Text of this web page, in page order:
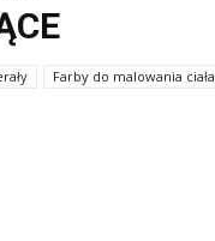
Farby do malowania ciała